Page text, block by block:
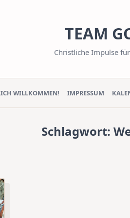
TEAM
Christliche Impulse
WILLKOMMEN! IMPRESSUM
Schlagwort: